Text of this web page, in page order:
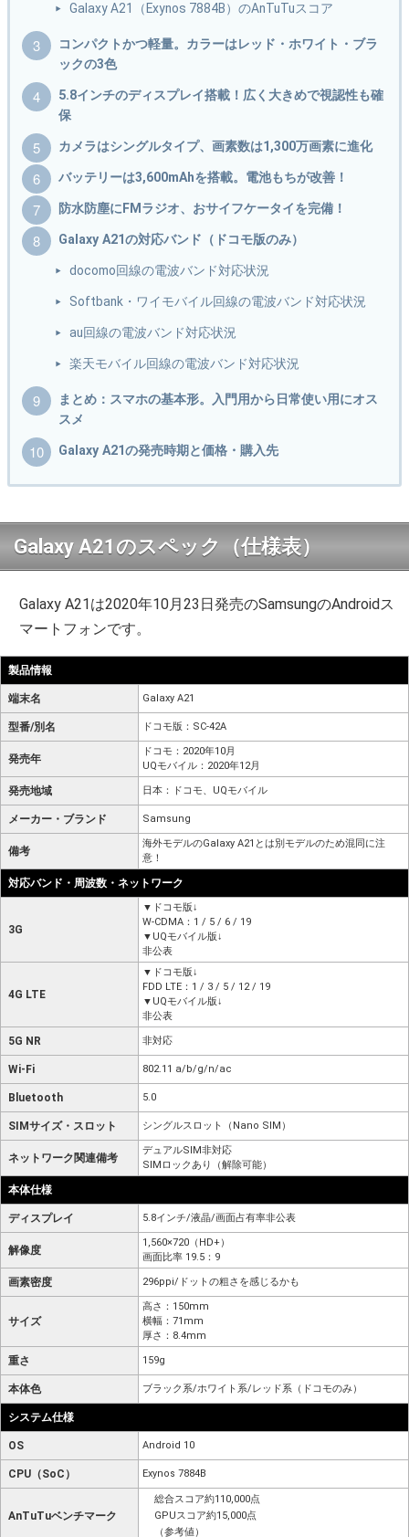
Galaxy A21（Exynos 7884B）のAnTuTuスコア
コンパクトかつ軽量。カラーはレッド・ホワイト・ブラ
ックの3色
5.8インチのディスプレイ搭載！広く大きめで視認性も確
保
カメラはシングルタイプ、画素数は1,300万画素に進化
バッテリーは3,600mAhを搭載。電池もちが改善！
防水防塵にFMラジオ、おサイフケータイを完備！
Galaxy A21の対応バンド（ドコモ版のみ）
docomo回線の電波バンド対応状況
Softbank・ワイモバイル回線の電波バンド対応状況
au回線の電波バンド対応状況
楽天モバイル回線の電波バンド対応状況
まとめ：スマホの基本形。入門用から日常使い用にオス
スメ
Galaxy A21の発売時期と価格・購入先
Galaxy A21のスペック（仕様表）
Galaxy A21は2020年10月23日発売のSamsungのAndroidス
マートフォンです。
製品情報
端末名 Galaxy A21
型番/別名 ドコモ版：SC-42A
発売年
ドコモ：2020年10月
UQモバイル：2020年12月
発売地域 日本：ドコモ、UQモバイル
メーカー・ブランド Samsung
備考
海外モデルのGalaxy A21とは別モデルのため混同に注
意！
対応バンド・周波数・ネットワーク
3G
▼ドコモ版↓
W-CDMA：1 / 5 / 6 / 19
▼UQモバイル版↓
非公表
4G LTE
▼ドコモ版↓
FDD LTE：1 / 3 / 5 / 12 / 19
▼UQモバイル版↓
非公表
5G NR 非対応
Wi-Fi 802.11 a/b/g/n/ac
Bluetooth 5.0
SIMサイズ・スロット シングルスロット（Nano SIM）
ネットワーク関連備考
デュアルSIM非対応
SIMロックあり（解除可能）
本体仕様
ディスプレイ 5.8インチ/液晶/画面占有率非公表
解像度
1,560×720（HD+）
画面比率 19.5：9
画素密度 296ppi/ドットの粗さを感じるかも
サイズ
高さ：150mm
横幅：71mm
厚さ：8.4mm
重さ 159g
本体色 ブラック系/ホワイト系/レッド系（ドコモのみ）
システム仕様
OS Android 10
CPU（SoC） Exynos 7884B
AnTuTuベンチマーク
総合スコア約110,000点
GPUスコア約15,000点
（参考値）